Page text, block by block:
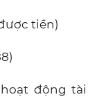
được tiền)
hoạt động tài